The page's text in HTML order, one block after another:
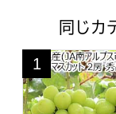
同じカ
山梨県産(JA南
1
位